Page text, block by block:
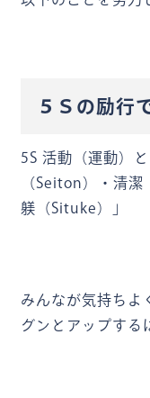
５Ｓの励行
5S 活動（運動）
（Seiton）・清
躾（Situke）」
みんなが気持ちよ
グンとアップする